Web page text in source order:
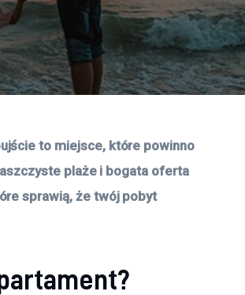
to miejsce, które powinno
plaże i bogata oferta
sprawią, że twój pobyt